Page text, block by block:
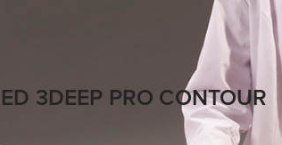
3DEEP PRO CONTOUR